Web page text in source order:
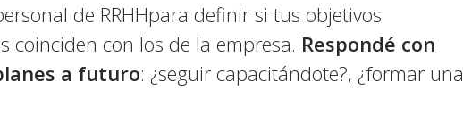
de RRHHpara definir si tus objetivos
coinciden con los de la empresa. Respondé con
a futuro: ¿seguir capacitándote?, ¿formar una